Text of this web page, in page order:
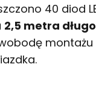
40 diod
2,5 metra